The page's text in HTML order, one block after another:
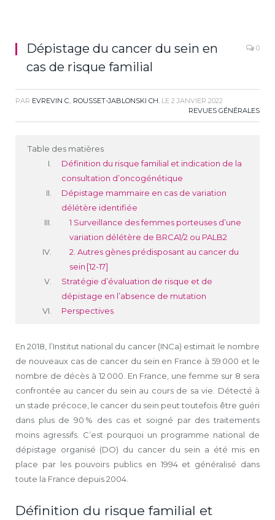
Dépistage du cancer du sein en
cas de risque familial
0
PAR EVREVIN C., ROUSSET-JABLONSKI CH. LE 2 JANVIER 2022
REVUES GÉNÉRALES
Table des matières
Définition du risque familial et indication de la
consultation d’oncogénétique
Dépistage mammaire en cas de variation
délétère identifiée
1 Surveillance des femmes porteuses d’une
variation délétère de BRCA1/2 ou PALB2
2. Autres gènes prédisposant au cancer du
sein [12-17]
Stratégie d’évaluation de risque et de
dépistage en l’absence de mutation
Perspectives
En 2018, l’Institut national du cancer (INCa) estimait le nombre
de nouveaux cas de cancer du sein en France à 59 000 et le
nombre de décès à 12 000. En France, une femme sur 8 sera
confrontée au cancer du sein au cours de sa vie. Détecté à
un stade précoce, le cancer du sein peut toutefois être guéri
dans plus de 90 % des cas et soigné par des traitements
moins agressifs. C’est pourquoi un programme national de
dépistage organisé (DO) du cancer du sein a été mis en
place par les pouvoirs publics en 1994 et généralisé dans
toute la France depuis 2004.
Définition du risque familial et